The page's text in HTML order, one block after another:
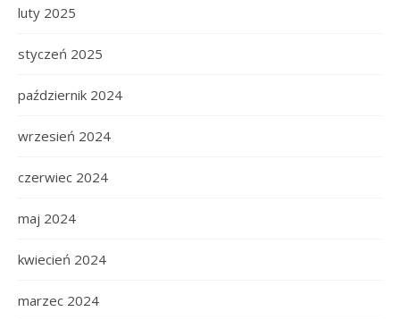
luty 2025
styczeń 2025
październik 2024
wrzesień 2024
czerwiec 2024
maj 2024
kwiecień 2024
marzec 2024